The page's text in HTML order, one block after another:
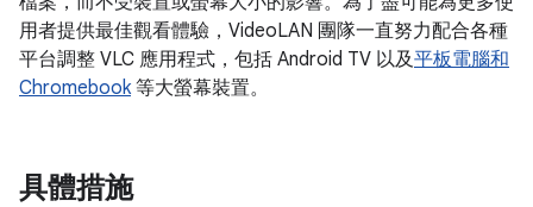
用者提供最佳觀看體驗，VideoLAN 團隊一直努力配合各種
平台調整 VLC 應用程式，包括 Android TV 以及平板電腦和
Chromebook等大螢幕裝置。
具體措施